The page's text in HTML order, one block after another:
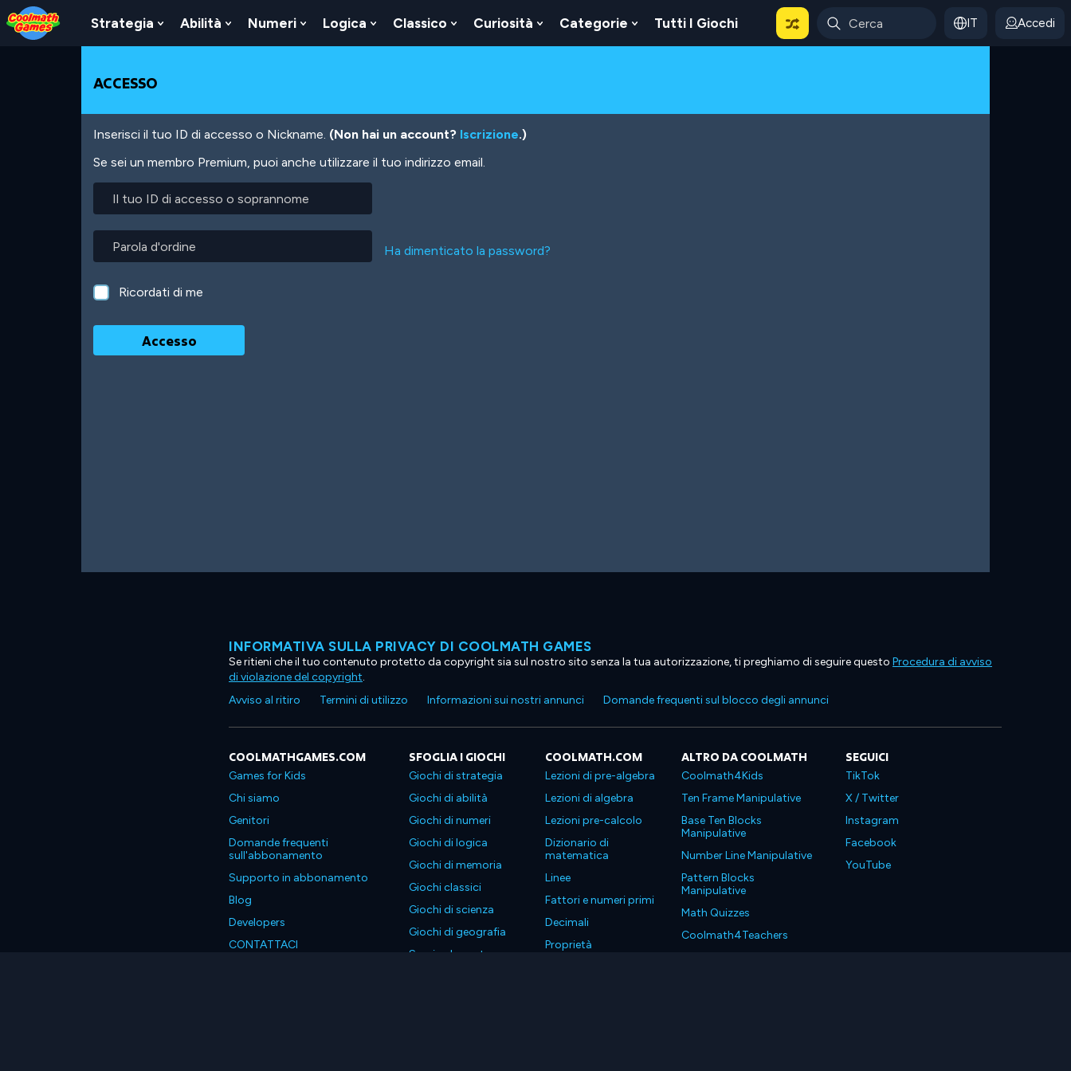
Skip
to
Top
Skip
to
Navigation
Skip
to
Main
Skip
to
Footer
Salta
al
contenuto
Strategia
Show
Submenu
Abilità
Show
Submenu
Numeri
Show
Submenu
Logica
Show
Submenu
Classico
Show
Submenu
Curiosità
Show
Submenu
Categorie
Show
Submenu
Tutti I Giochi IT Accedi
ACCESSO
Inserisci il tuo ID di accesso o Nickname. (Non hai un account? Iscrizione.)
Se sei un membro Premium, puoi anche utilizzare il tuo indirizzo email.
tuo
di
accesso
o
soprannome
d'ordine
Ha dimenticato la password?
Ricordati di me
INFORMATIVA SULLA PRIVACY DI COOLMATH GAMES
Se ritieni che il tuo contenuto protetto da copyright sia sul nostro sito senza la tua autorizzazione, ti preghiamo di seguire questo Procedura di avviso
di violazione del copyright.
Avviso al ritiro
Termini di utilizzo Informazioni sui nostri annunci Domande frequenti sul blocco degli annunci
COOLMATHGAMES.COM
Games for Kids
Chi siamo
Genitori
Domande frequenti
sull'abbonamento
Supporto in abbonamento
Blog
Developers
CONTATTACI
SFOGLIA I GIOCHI
Giochi di strategia
Giochi di abilità
Giochi di numeri
Giochi di logica
Giochi di memoria
Giochi classici
Giochi di scienza
Giochi di geografia
Scarica le nostre app
COOLMATH.COM
Lezioni di pre-algebra
Lezioni di algebra
Lezioni pre-calcolo
Dizionario di
matematica
Linee
Fattori e numeri primi
Decimali
Proprietà
ALTRO DA COOLMATH
Coolmath4Kids
Ten Frame Manipulative
Base Ten Blocks
Manipulative
Number Line Manipulative
Pattern Blocks
Manipulative
Math Quizzes
Coolmath4Teachers
SEGUICI
TikTok
X / Twitter
Instagram
Facebook
YouTube